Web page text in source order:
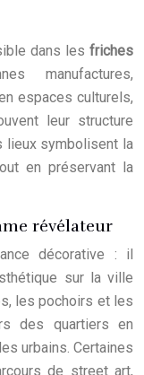
dans les friches
manufactures,
espaces culturels,
leur structure
lieux symbolisent la
en préservant la
révélateur
décorative : il
sur la ville
les pochoirs et les
des quartiers en
urbains. Certaines
de street art,